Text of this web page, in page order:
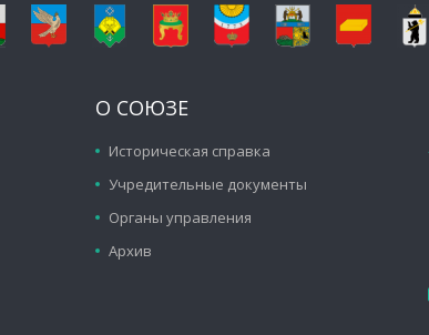
О СОЮЗЕ
Историческая справка
Учредительные документы
Органы управления
Архив